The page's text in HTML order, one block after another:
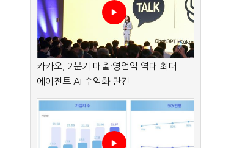
카카오, 2분기 매출·영업익 역대 최대…
에이전트 AI 수익화 관건